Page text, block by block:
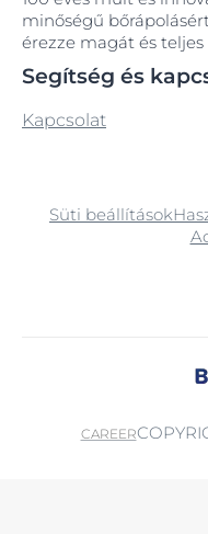
minőségű
érezze magát és
Segítség és
Kapcsolat
Süti beállítások
CAREER